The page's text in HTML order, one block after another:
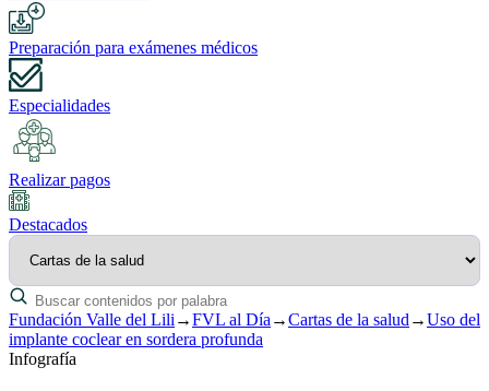
Preparación para exámenes médicos
Especialidades
Realizar pagos
Destacados
Fundación Valle del Lili →FVL al Día →Cartas de la salud →Uso del
implante coclear en sordera profunda
Infografía